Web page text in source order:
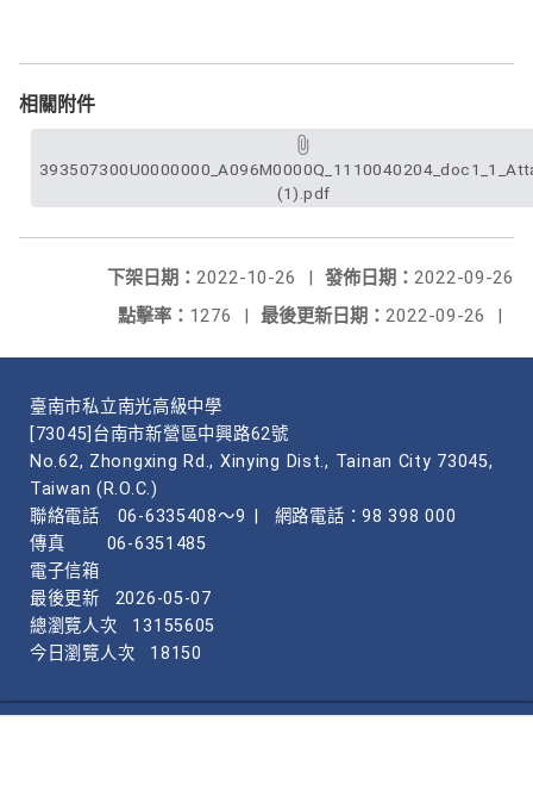
相關附件
(1).pdf
發佈日期： 2022-09-26
下架日期： 2022-10-26
|
最後更新日期： 2022-09-26 |
點擊率： 1276 |
臺南市私立南光高級中學
[73045]台南市新營區中興路62號
No.62, Zhongxing Rd., Xinying Dist., Tainan City 73045,
Taiwan (R.O.C.)
聯絡電話
06-6335408～9
網路電話：98 398 000
傳真
06-6351485
電子信箱
最後更新
2026-05-07
總瀏覽人次
13155605
今日瀏覽人次
18150